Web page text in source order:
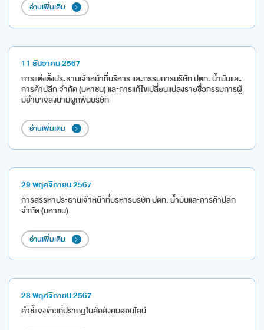
อ่านเพิ่มเติม
11 ธันวาคม 2567
การแต่งตั้งประธานเจ้าหน้าที่บริหาร และกรรมการบริษัท ปตท. น้ำมันและ
การค้าปลีก จำกัด (มหาชน) และการแก้ไขเปลี่ยนแปลงรายชื่อกรรมการผู้
มีอำนาจลงนามผูกพันบริษัท
อ่านเพิ่มเติม
29 พฤศจิกายน 2567
การสรรหาประธานเจ้าหน้าที่บริหารบริษัท ปตท. น้ำมันและการค้าปลีก
จำกัด (มหาชน)
อ่านเพิ่มเติม
28 พฤศจิกายน 2567
คำชี้แจงข่าวที่ปรากฏในสื่อสังคมออนไลน์